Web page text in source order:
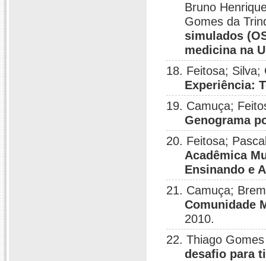
Bruno
Gomes da
simulados
medicina na
18. Feitosa;
Experiência:
19. Camuça;
Genograma
20. Feitosa;
Acadêmica
Ensinando e
21. Camuça;
Comunidade
2010.
22. Thiago
desafio para